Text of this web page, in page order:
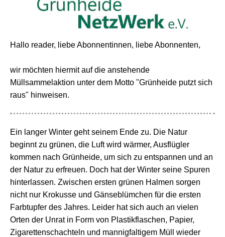
Hallo reader, liebe Abonnentinnen, liebe Abonnenten,
wir möchten hiermit auf die anstehende
Müllsammelaktion unter dem Motto "Grünheide putzt sich
raus" hinweisen.
Ein langer Winter geht seinem Ende zu. Die Natur
beginnt zu grünen, die Luft wird wärmer, Ausflügler
kommen nach Grünheide, um sich zu entspannen und an
der Natur zu erfreuen. Doch hat der Winter seine Spuren
hinterlassen. Zwischen ersten grünen Halmen sorgen
nicht nur Krokusse und Gänseblümchen für die ersten
Farbtupfer des Jahres. Leider hat sich auch an vielen
Orten der Unrat in Form von Plastikflaschen, Papier,
Zigarettenschachteln und mannigfaltigem Müll wieder